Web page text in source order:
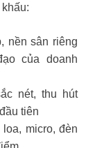
nền sân riêng
của doanh
nét, thu hút
tiên
loa, micro, đèn